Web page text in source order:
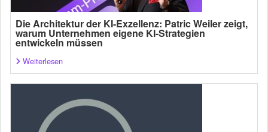
Die Architektur der KI-Exzellenz: Patric Weiler zeigt,
warum Unternehmen eigene KI-Strategien
entwickeln müssen
Weiterlesen